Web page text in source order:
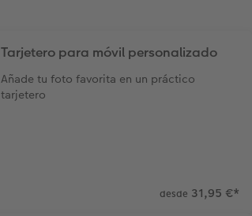
Tarjetero para móvil personalizado
Añade tu foto favorita en un práctico
tarjetero
desde 31,95 €*